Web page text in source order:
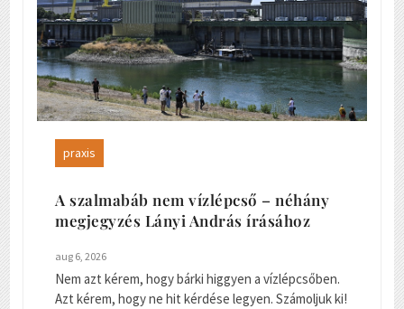
praxis
A szalmabáb nem vízlépcső – néhány
megjegyzés Lányi András írásához
aug 6, 2026
Nem azt kérem, hogy bárki higgyen a vízlépcsőben.
Azt kérem, hogy ne hit kérdése legyen. Számoljuk ki!